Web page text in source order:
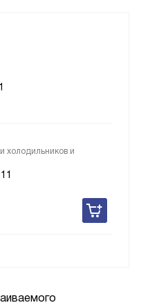
холодильников и